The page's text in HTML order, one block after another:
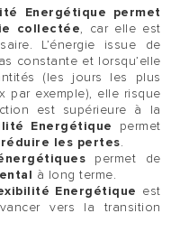
Energétique permet
collectée, car elle est
L’énergie issue de
constante et lorsqu’elle
(les jours les plus
par exemple), elle risque
est supérieure à la
Energétique
permet
réduire les pertes.
permet de
à long terme.
Energétique est
vers la transition